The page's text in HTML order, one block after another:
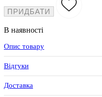
ПРИДБАТИ
В наявності
Опис товару
Відгуки
Доставка